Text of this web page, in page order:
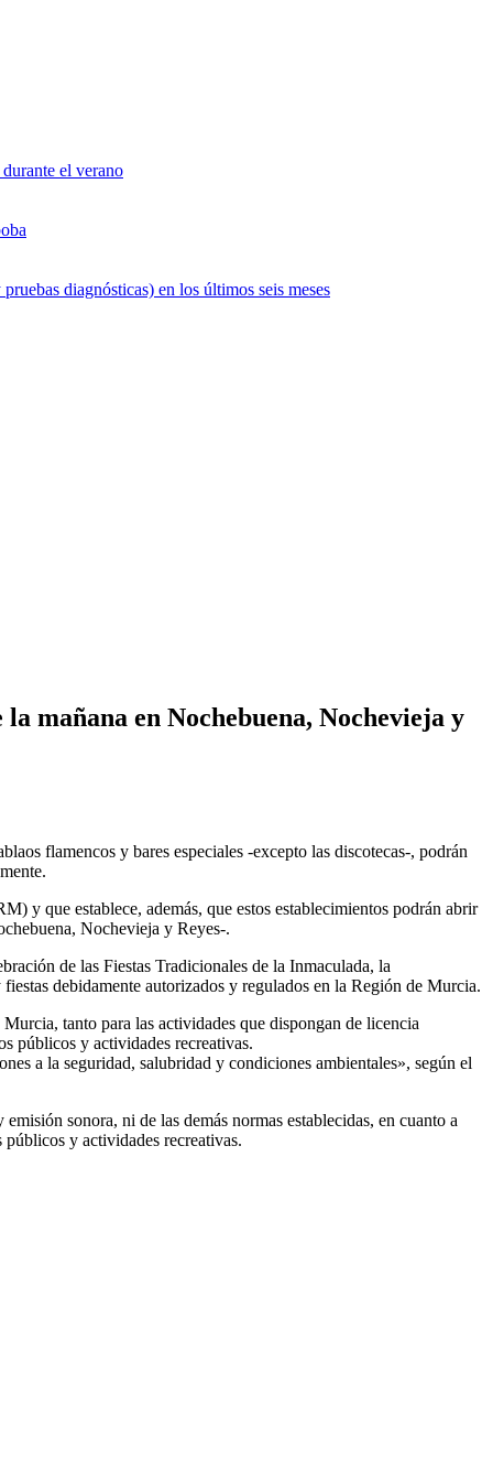
el verano
diagnósticas) en los últimos seis meses
mañana en Nochebuena, Nochevieja y
flamencos y bares especiales -excepto las discotecas-, podrán
y que establece, además, que estos establecimientos podrán abrir
Nochevieja y Reyes-.
de las Fiestas Tradicionales de la Inmaculada, la
debidamente autorizados y regulados en la Región de Murcia.
tanto para las actividades que dispongan de licencia
públicos y actividades recreativas.
a la seguridad, salubridad y condiciones ambientales», según el
sonora, ni de las demás normas establecidas, en cuanto a
públicos y actividades recreativas.